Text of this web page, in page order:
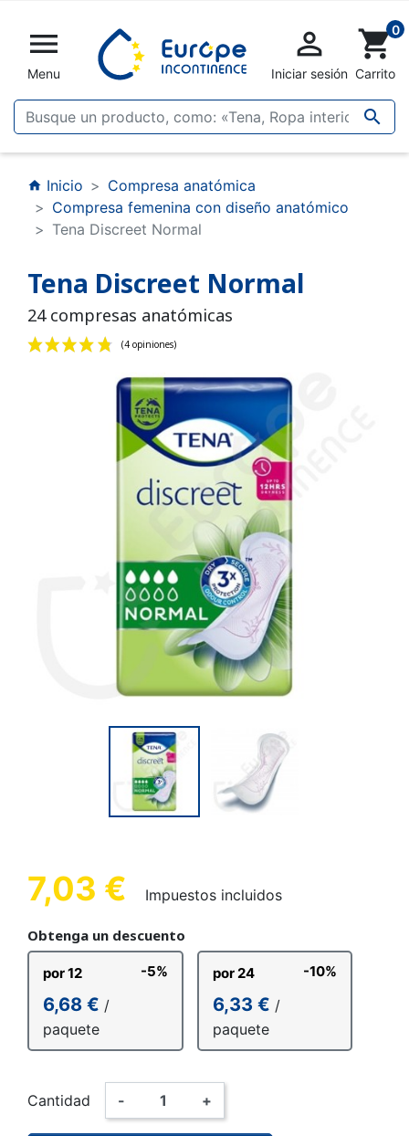

Menu


Iniciar sesión
shopping_cart0
Carrito
home Inicio
Compresa anatómica
Compresa femenina con diseño anatómico
Tena Discreet Normal
Tena Discreet Normal
24 compresas anatómicas
(4 opiniones)
7,03 € Impuestos incluidos
Obtenga un descuento
por 12 -5%
6,68 € /
paquete
por 24 -10%
6,33 € /
paquete
Cantidad - +